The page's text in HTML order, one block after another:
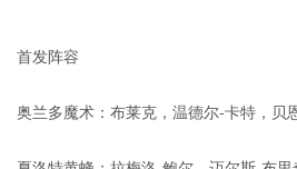
首发阵容
奥兰多魔术：布莱克，温德尔-卡特，贝